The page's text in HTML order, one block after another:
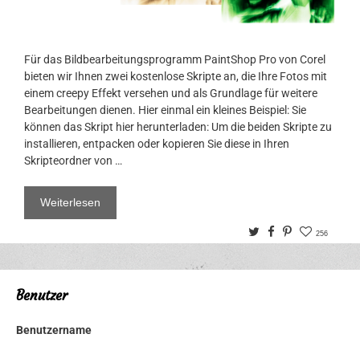
Für das Bildbearbeitungsprogramm PaintShop Pro von Corel
bieten wir Ihnen zwei kostenlose Skripte an, die Ihre Fotos mit
einem creepy Effekt versehen und als Grundlage für weitere
Bearbeitungen dienen. Hier einmal ein kleines Beispiel: Sie
können das Skript hier herunterladen: Um die beiden Skripte zu
installieren, entpacken oder kopieren Sie diese in Ihren
Skripteordner von …
Weiterlesen
TwitterFacebook
Pinterest
256
Benutzer
Benutzername